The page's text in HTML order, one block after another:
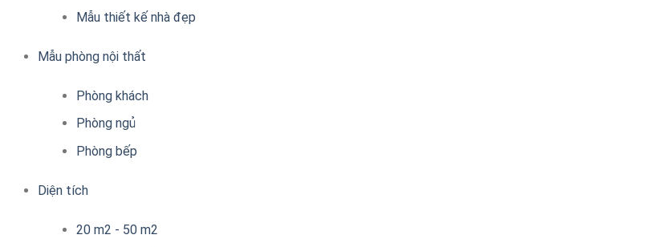
Mẫu thiết kế nhà đẹp
Mẫu phòng nội thất
Phòng khách
Phòng ngủ
Phòng bếp
Diện tích
20 m2 - 50 m2